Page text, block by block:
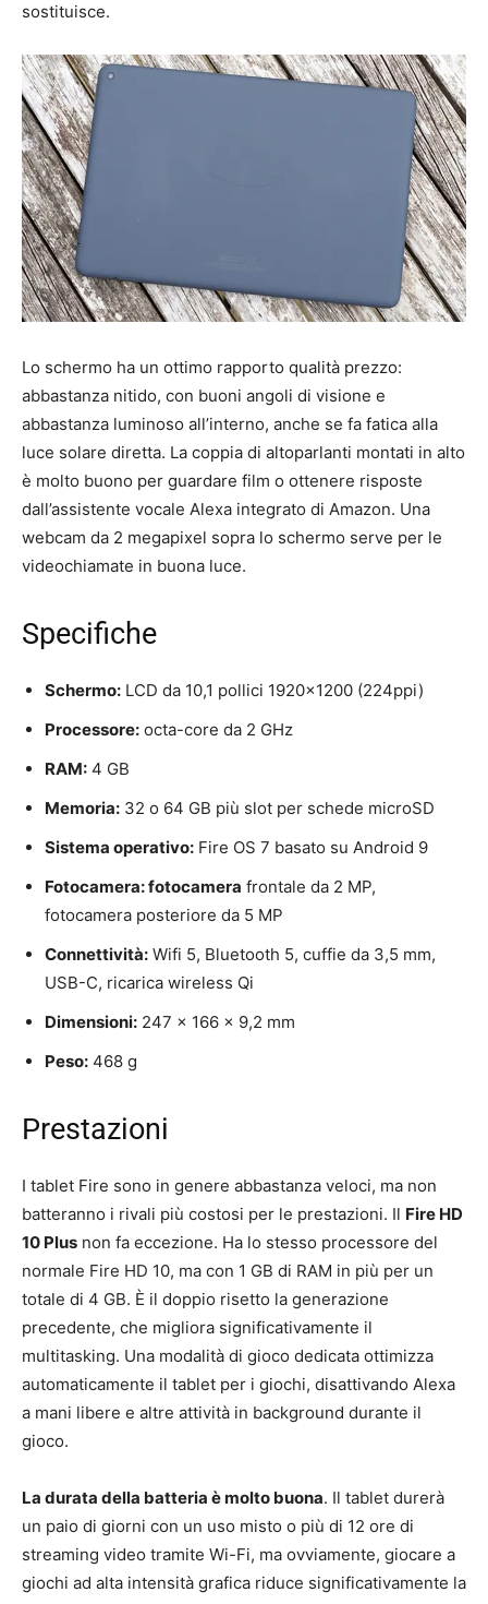
sostituisce.
Lo schermo ha un ottimo rapporto qualità prezzo:
abbastanza nitido, con buoni angoli di visione e
abbastanza luminoso all’interno, anche se fa fatica alla
luce solare diretta. La coppia di altoparlanti montati in alto
è molto buono per guardare film o ottenere risposte
dall’assistente vocale Alexa integrato di Amazon. Una
webcam da 2 megapixel sopra lo schermo serve per le
videochiamate in buona luce.
Specifiche
Schermo: LCD da 10,1 pollici 1920×1200 (224ppi)
Processore: octa-core da 2 GHz
RAM: 4 GB
Memoria: 32 o 64 GB più slot per schede microSD
Sistema operativo: Fire OS 7 basato su Android 9
Fotocamera: fotocamera frontale da 2 MP,
fotocamera posteriore da 5 MP
Connettività: Wifi 5, Bluetooth 5, cuffie da 3,5 mm,
USB-C, ricarica wireless Qi
Dimensioni: 247 x 166 x 9,2 mm
Peso: 468 g
Prestazioni
I tablet Fire sono in genere abbastanza veloci, ma non
batteranno i rivali più costosi per le prestazioni. Il Fire HD
10 Plus non fa eccezione. Ha lo stesso processore del
normale Fire HD 10, ma con 1 GB di RAM in più per un
totale di 4 GB. È il doppio risetto la generazione
precedente, che migliora significativamente il
multitasking. Una modalità di gioco dedicata ottimizza
automaticamente il tablet per i giochi, disattivando Alexa
a mani libere e altre attività in background durante il
gioco.
La durata della batteria è molto buona. Il tablet durerà
un paio di giorni con un uso misto o più di 12 ore di
streaming video tramite Wi-Fi, ma ovviamente, giocare a
giochi ad alta intensità grafica riduce significativamente la